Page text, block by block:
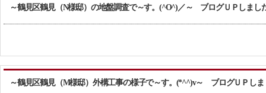
～鶴見区鶴見（N様邸）の地盤調査で～す。(^O^)／～ ブログＵＰしまし
～鶴見区鶴見（M様邸）外構工事の様子で～す。(*^^)v～ ブログＵＰしま